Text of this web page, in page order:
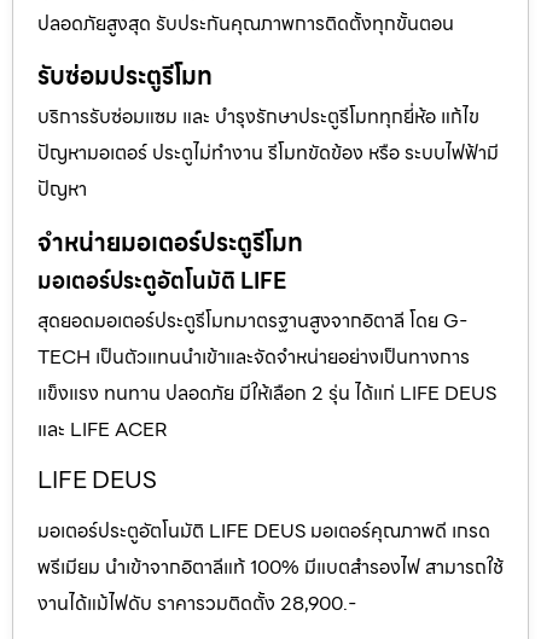
ปลอดภัยสูงสุด รับประกันคุณภาพการติดตั้งทุกขั้นตอน
รับซ่อมประตูรีโมท
บริการรับซ่อมแซม และ บำรุงรักษาประตูรีโมททุกยี่ห้อ แก้ไข
ปัญหามอเตอร์ ประตูไม่ทำงาน รีโมทขัดข้อง หรือ ระบบไฟฟ้ามี
ปัญหา
จำหน่ายมอเตอร์ประตูรีโมท
มอเตอร์ประตูอัตโนมัติ LIFE
สุดยอดมอเตอร์ประตูรีโมทมาตรฐานสูงจากอิตาลี โดย G-
TECH เป็นตัวแทนนำเข้าและจัดจำหน่ายอย่างเป็นทางการ
แข็งแรง ทนทาน ปลอดภัย มีให้เลือก 2 รุ่น ได้แก่ LIFE DEUS
และ LIFE ACER
LIFE DEUS
มอเตอร์ประตูอัตโนมัติ LIFE DEUS มอเตอร์คุณภาพดี เกรด
พรีเมียม นำเข้าจากอิตาลีแท้ 100% มีแบตสำรองไฟ สามารถใช้
งานได้แม้ไฟดับ ราคารวมติดตั้ง 28,900.-